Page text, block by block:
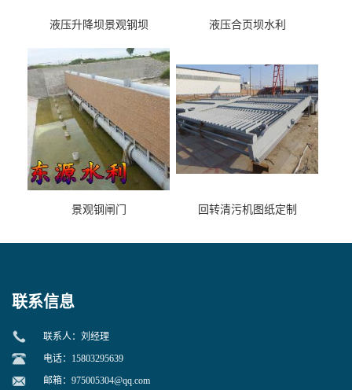
液压升降坝景观钢坝 液压合页坝水利
景观钢闸门 回转清污机图纸定制
联系信息
联系人：刘经理
电话：15803295639
邮箱： 975005304@qq.com